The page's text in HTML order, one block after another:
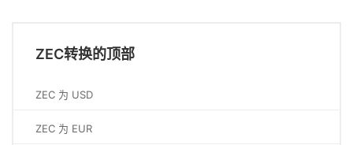
ZEC转换的顶部
ZEC 为 USD
ZEC 为 EUR